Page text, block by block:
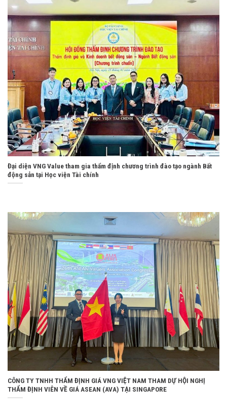
Đại diện VNG Value tham gia thẩm định chương trình đào tạo ngành Bất
động sản tại Học viện Tài chính
CÔNG TY TNHH THẨM ĐỊNH GIÁ VNG VIỆT NAM THAM DỰ HỘI NGHỊ
THẨM ĐỊNH VIÊN VỀ GIÁ ASEAN (AVA) TẠI SINGAPORE